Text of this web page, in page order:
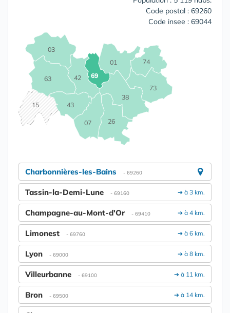
Code postal : 69260
Code insee : 69044
01
03
07
15
26
38
42
43
63
69
73
74
Charbonnières-les-Bains - 69260
➔ à 3 km.
Tassin-la-Demi-Lune - 69160
➔ à 4 km.
Champagne-au-Mont-d'Or - 69410
➔ à 6 km.
Limonest - 69760
➔ à 8 km.
Lyon - 69000
➔ à 11 km.
Villeurbanne - 69100
➔ à 14 km.
Bron - 69500